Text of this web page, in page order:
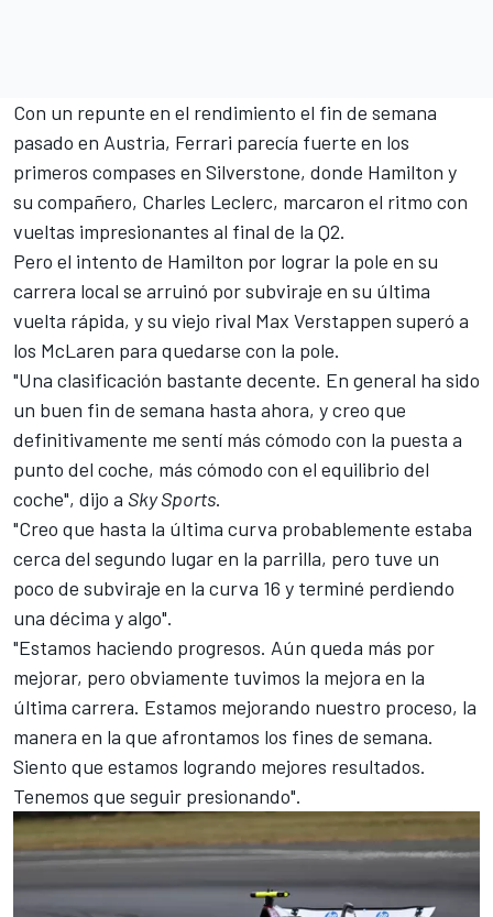
Con un repunte en el rendimiento el fin de semana
pasado en Austria, Ferrari parecía fuerte en los
primeros compases en Silverstone, donde Hamilton y
su compañero, Charles Leclerc, marcaron el ritmo con
vueltas impresionantes al final de la Q2.
Pero el intento de Hamilton por lograr la pole en su
carrera local se arruinó por subviraje en su última
vuelta rápida, y su viejo rival Max Verstappen superó a
los McLaren para quedarse con la pole.
"Una clasificación bastante decente. En general ha sido
un buen fin de semana hasta ahora, y creo que
definitivamente me sentí más cómodo con la puesta a
punto del coche, más cómodo con el equilibrio del
coche", dijo a Sky Sports.
"Creo que hasta la última curva probablemente estaba
cerca del segundo lugar en la parrilla, pero tuve un
poco de subviraje en la curva 16 y terminé perdiendo
una décima y algo".
"Estamos haciendo progresos. Aún queda más por
mejorar, pero obviamente tuvimos la mejora en la
última carrera. Estamos mejorando nuestro proceso, la
manera en la que afrontamos los fines de semana.
Siento que estamos logrando mejores resultados.
Tenemos que seguir presionando".